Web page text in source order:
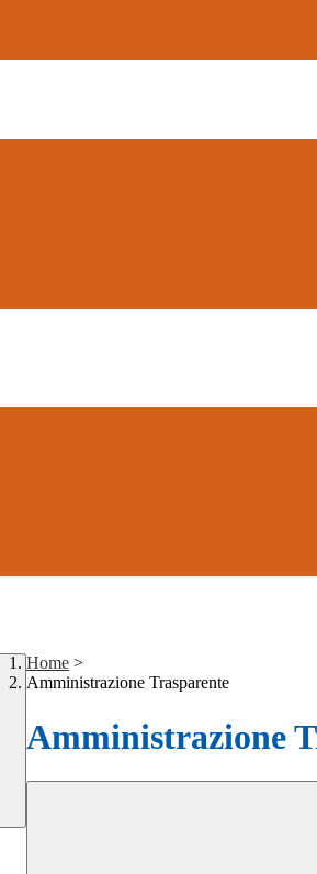
Home >
Amministrazione Trasparente
Amministrazione